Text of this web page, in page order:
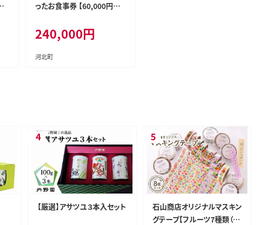
ったお食事券 【60,000円分】
シェフ」 ほか
240,000円
河北町
【厳選】アサツユ３本入セット
石山商店オリジナルマスキン
グテープ【フルーツ7種類（8